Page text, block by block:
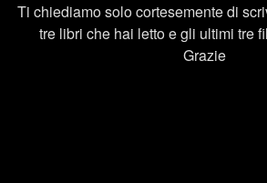
Ti chiediamo solo cortesemente di
tre libri che hai letto e gli ultimi tre
Grazie